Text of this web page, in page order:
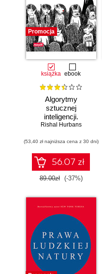
Promocja
książka ebook
Algorytmy
sztucznej
inteligencji.
Ilustrowany
Rishal Hurbans
(53,40 zł najniższa cena z 30 dni)
56.07 zł
89.00zł (-37%)